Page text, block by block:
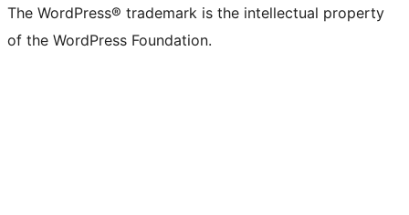
The WordPress® trademark is the intellectual property
of the WordPress Foundation.